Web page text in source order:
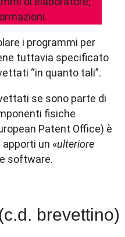
i programmi per
tuttavia specificato
“in quanto tali”.
se sono parte di
fisiche
Patent Office) è
un «ulteriore
software.
brevettino)